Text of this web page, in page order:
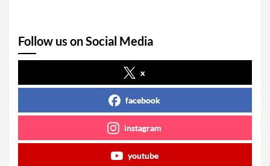
Follow us on Social Media
x
facebook
instagram
youtube